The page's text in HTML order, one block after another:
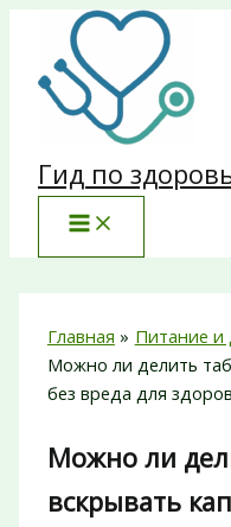
Перейти
содержимому
Гид по
Главная
Питание и
Можно ли делить
без вреда для
Можно ли
вскрывать